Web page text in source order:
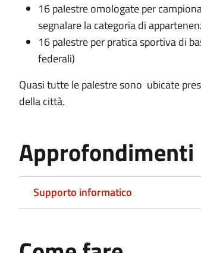
16 palestre omologate per
segnalare la categoria di
16 palestre per pratica sportiva di
federali)
Quasi tutte le palestre sono ubicate
della città.
Approfondimenti
Supporto informatico